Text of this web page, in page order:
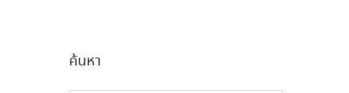
ค้นหา